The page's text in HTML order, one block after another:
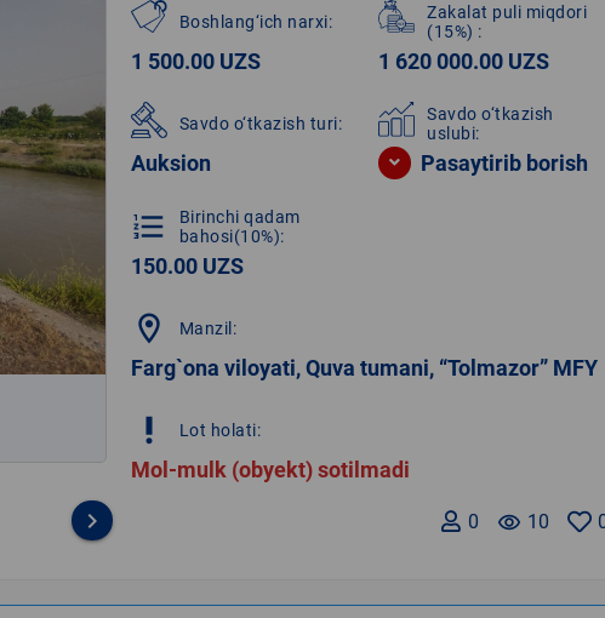
keyboard_arrow_right
Boshlang‘ich narxi:
1 500.00 UZS
Zakalat puli miqdori
(15%) :
1 620 000.00 UZS
Savdo o‘tkazish turi:
Auksion
Savdo o‘tkazish
uslubi:
Pasaytirib borish
format_list_numbered
Birinchi qadam
bahosi(10%):
150.00 UZS
location_on Manzil:
Farg`ona viloyati, Quva tumani, “Tolmazor” MFY
priority_high Lot holati:
Mol-mulk (obyekt) sotilmadi
remove_red_eye 10
0